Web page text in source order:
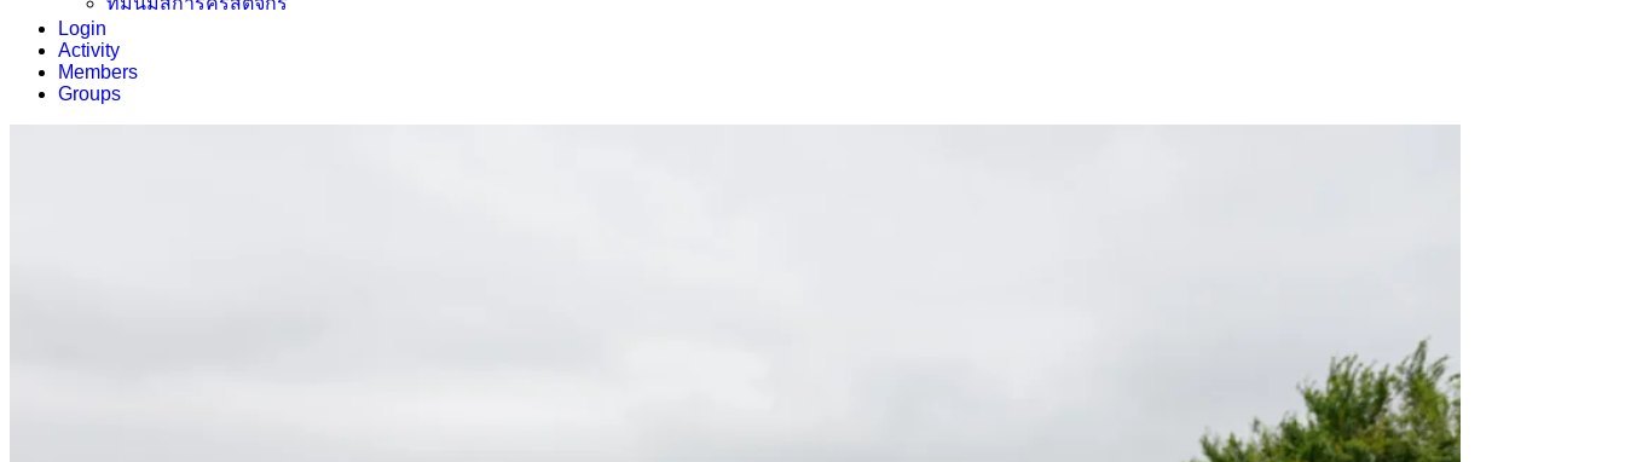
Login
Activity
Members
Groups